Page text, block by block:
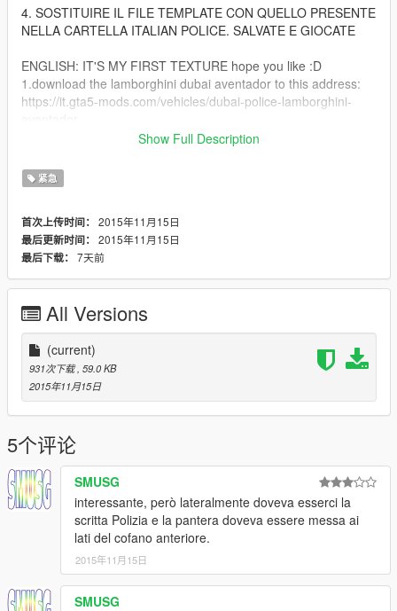
4. SOSTITUIRE IL FILE TEMPLATE CON QUELLO PRESENTE
NELLA CARTELLA ITALIAN POLICE. SALVATE E GIOCATE
ENGLISH: IT'S MY FIRST TEXTURE hope you like :D
1.download the lamborghini dubai aventador to this address:
https://it.gta5-mods.com/vehicles/dubai-police-lamborghini-
2. replace the files in the folder to get the car in the game.
GTAV / X64E.RPF / LEVELS / GTA5 / VEHICLES.RPF /
POLICE3.YTD
FOLDER ITALIAN POLICE. SAVE AND PLAY
Show Full Description
紧急
首次上传时间： 2015年11月15日
最后更新时间： 2015年11月15日
最后下载： 7天前
All Versions
(current)
931次下载 , 59.0 KB
2015年11月15日
5个评论
SMUSG
interessante, però lateralmente doveva esserci la
scritta Polizia e la pantera doveva essere messa ai
lati del cofano anteriore.
2015年11月15日
SMUSG